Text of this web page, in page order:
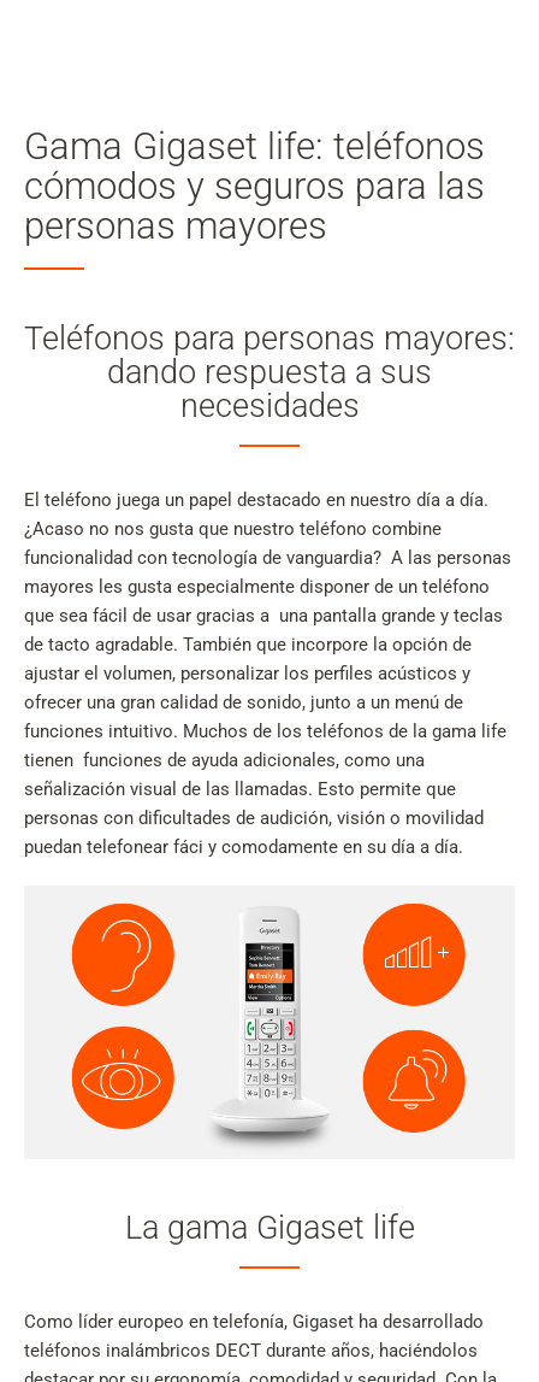
Saltar a la búsqueda
Saltar a la selección de idioma
Skip to Cookie Configuration
Shift+Alt+A
Gama Gigaset life: teléfonos
cómodos y seguros para las
personas mayores
Teléfonos para personas mayores:
dando respuesta a sus
necesidades
El teléfono juega un papel destacado en nuestro día a día.
¿Acaso no nos gusta que nuestro teléfono combine
funcionalidad con tecnología de vanguardia? A las personas
mayores les gusta especialmente disponer de un teléfono
que sea fácil de usar gracias a una pantalla grande y teclas
de tacto agradable. También que incorpore la opción de
ajustar el volumen, personalizar los perfiles acústicos y
ofrecer una gran calidad de sonido, junto a un menú de
funciones intuitivo. Muchos de los teléfonos de la gama life
tienen funciones de ayuda adicionales, como una
señalización visual de las llamadas. Esto permite que
personas con dificultades de audición, visión o movilidad
puedan telefonear fáci y comodamente en su día a día.
La gama Gigaset life
Como líder europeo en telefonía, Gigaset ha desarrollado
teléfonos inalámbricos DECT durante años, haciéndolos